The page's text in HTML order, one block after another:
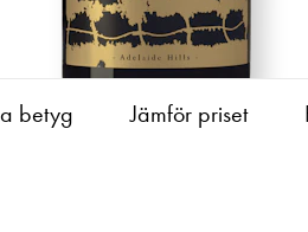
betyg Jämför priset